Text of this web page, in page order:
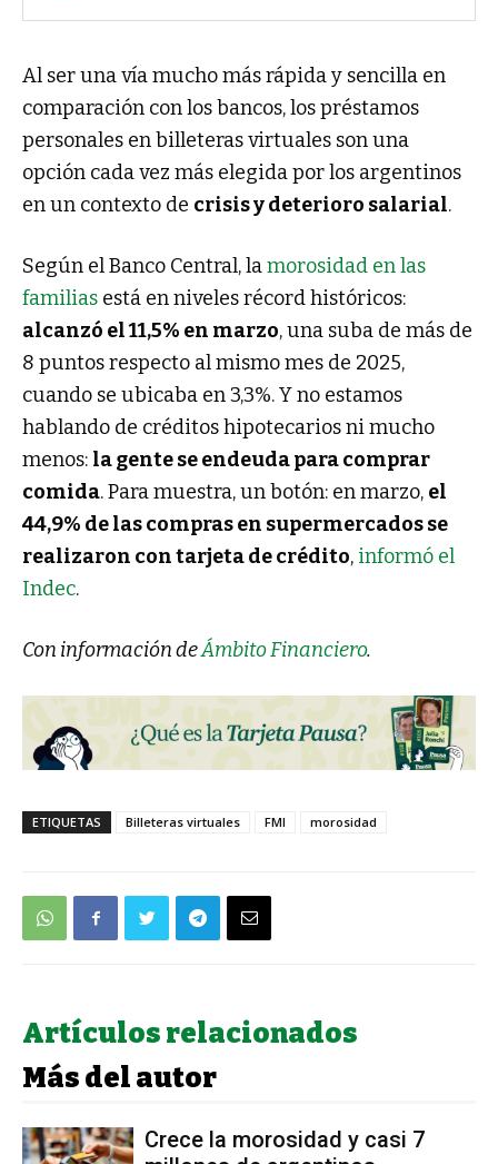
Al ser una vía mucho más rápida y sencilla en
comparación con los bancos, los préstamos
personales en billeteras virtuales son una
opción cada vez más elegida por los argentinos
en un contexto de crisis y deterioro salarial.
Según el Banco Central, lamorosidad en las
familias está en niveles récord históricos:
alcanzó el 11,5% en marzo, una suba de más de
8 puntos respecto al mismo mes de 2025,
cuando se ubicaba en 3,3%. Y no estamos
hablando de créditos hipotecarios ni mucho
menos: la gente se endeuda para comprar
comida. Para muestra, un botón: en marzo, el
44,9% de las compras en supermercados se
realizaron con tarjeta de crédito, informó el
Indec.
Con información deÁmbito Financiero.
ETIQUETAS Billeteras virtuales FMI morosidad
Artículos relacionados
Más del autor
Crece la morosidad y casi 7